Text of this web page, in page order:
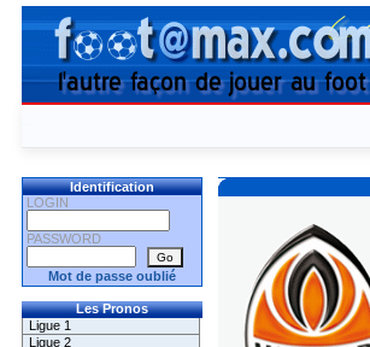
Identification
LOGIN
PASSWORD
Mot de passe oublié
Les Pronos
Ligue 1
Ligue 2